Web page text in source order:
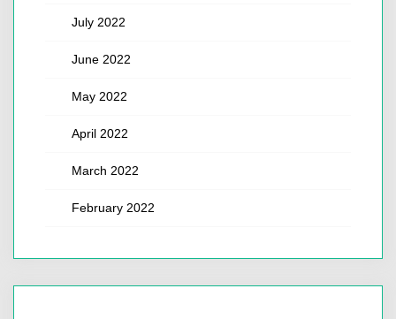
July 2022
June 2022
May 2022
April 2022
March 2022
February 2022